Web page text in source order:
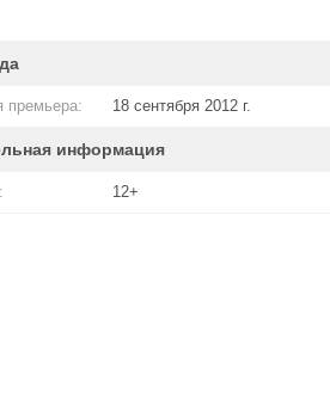
премьера: 18 сентября 2012 г.
информация
12+